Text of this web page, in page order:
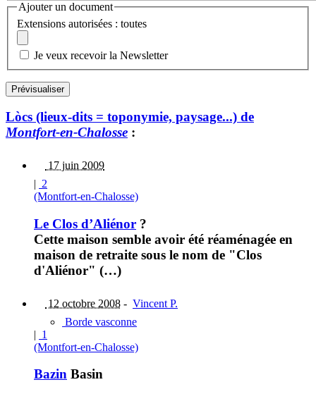
Ajouter un document
Extensions autorisées : toutes
Je veux recevoir la Newsletter
Lòcs (lieux-dits = toponymie, paysage...) de
Montfort-en-Chalosse :
17 juin 2009
| 2
(Montfort-en-Chalosse)
Le Clos d’Aliénor ?
Cette maison semble avoir été réaménagée en
maison de retraite sous le nom de "Clos
d'Aliénor" (…)
12 octobre 2008 - Vincent P.
Borde vasconne
| 1
(Montfort-en-Chalosse)
Bazin Basin